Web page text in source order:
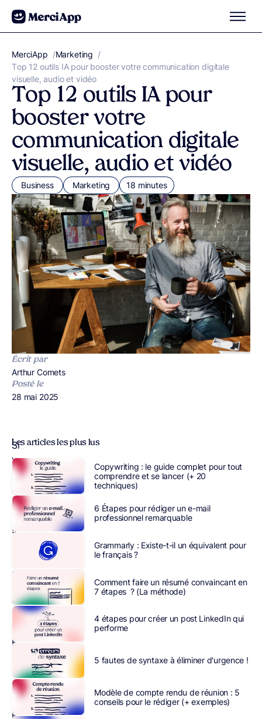
Aller au contenu
MerciApp correcteur orthographe
/Marketing /
Top 12 outils IA pour booster votre communication digitale
visuelle, audio et vidéo
Top 12 outils IA pour
booster votre
communication digitale
visuelle, audio et vidéo
Business Marketing 18 minutes
Écrit par
Publié par
Arthur Comets
Posté le
Publié le
28 mai 2025
Si
vous
suivez
l’actualité,
vous
le
savez
grande
révolution
actuelle,
c’est
l’IA
Et
le
temps
passe,
plus
Les articles les plus lus
Copywriting : le guide complet pour tout
comprendre et se lancer (+ 20
techniques)
6 Étapes pour rédiger un e-mail
professionnel remarquable
Grammarly : Existe-t-il un équivalent pour
le français ?
Comment faire un résumé convaincant en
7 étapes ? (La méthode)
4 étapes pour créer un post LinkedIn qui
performe
5 fautes de syntaxe à éliminer d'urgence !
Modèle de compte rendu de réunion : 5
conseils pour le rédiger (+ exemples)